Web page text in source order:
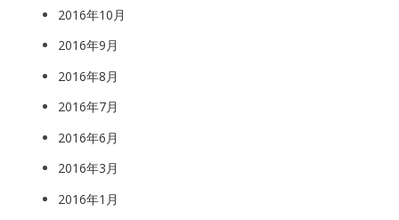
2016年10月
2016年9月
2016年8月
2016年7月
2016年6月
2016年3月
2016年1月